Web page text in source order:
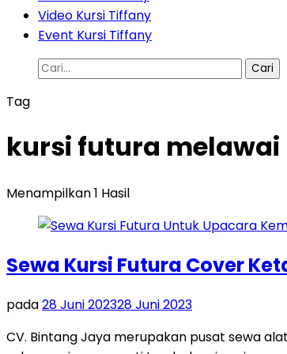
Video Kursi Tiffany
Event Kursi Tiffany
Cari
Tag
kursi futura
Menampilkan 1 Hasil
Sewa Kursi Futura Cover
pada28 Juni 202328 Juni 2023
CV. Bintang Jaya merupakan pusat sewa